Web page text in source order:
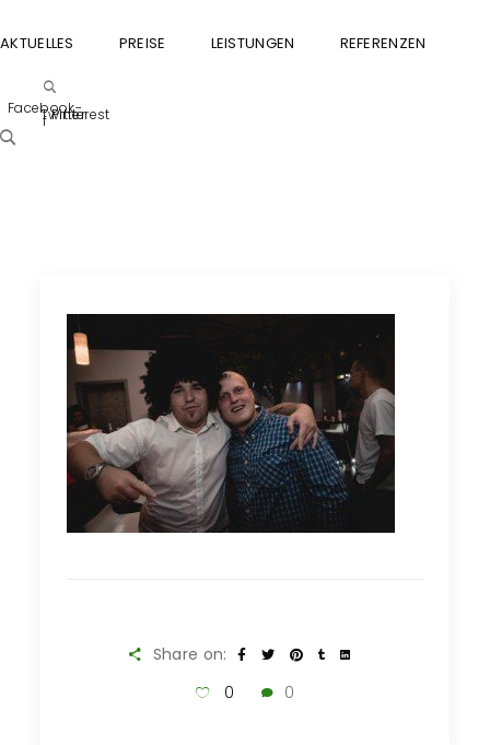
AKTUELLES PREISE LEISTUNGEN REFERENZEN
Facebook-
f
Twitter
Pinterest
Share on:
0
0